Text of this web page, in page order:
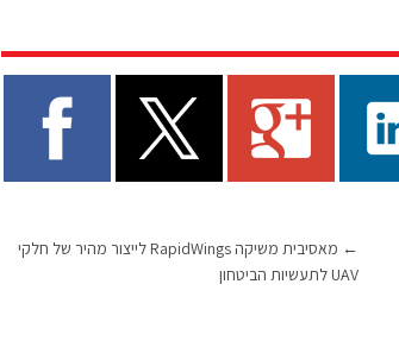
←
מאסיבית משיקה RapidWings לייצור מהיר של חלקי
UAV לתעשיות הביטחון